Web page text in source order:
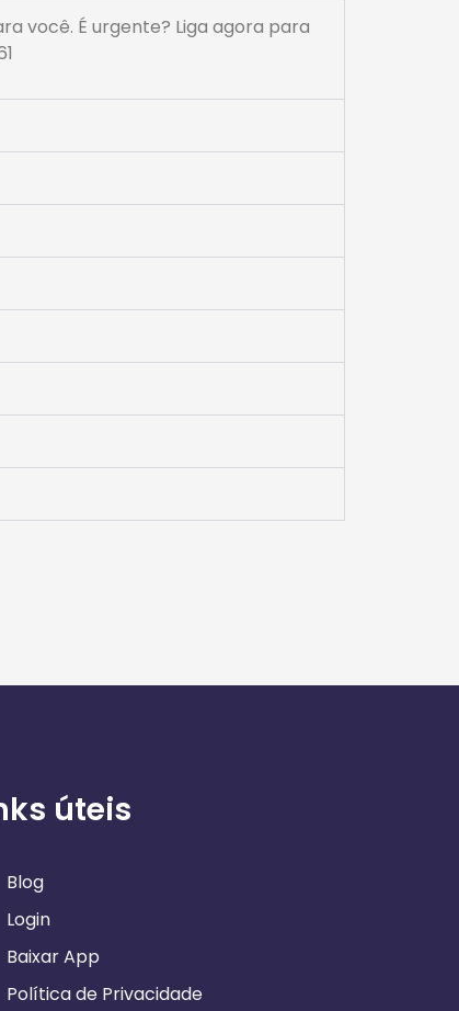
você. É urgente? Liga agora para
úteis
Blog
Login
Baixar App
Política de Privacidade